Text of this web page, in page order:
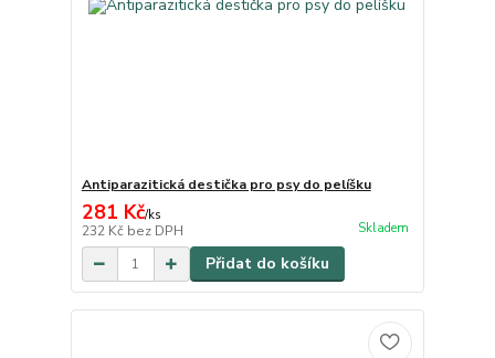
Antiparazitická destička pro psy do pelíšku
281 Kč/ks
232 Kč bez DPH Skladem
Přidat do košíku